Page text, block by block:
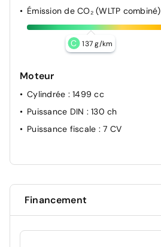
Émission de CO₂ (WLTP combiné)
C 137 g/km
Moteur
Cylindrée : 1499 cc
Puissance DIN : 130 ch
Puissance fiscale : 7 CV
Financement